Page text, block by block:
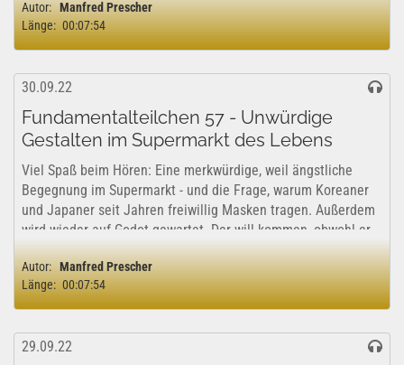
Der Autor machte sich...
Autor: Manfred Prescher
Länge: 00:07:54
30.09.22
Fundamentalteilchen 57 - Unwürdige
Gestalten im Supermarkt des Lebens
Viel Spaß beim Hören: Eine merkwürdige, weil ängstliche
Begegnung im Supermarkt - und die Frage, warum Koreaner
und Japaner seit Jahren freiwillig Masken tragen. Außerdem
wird wieder auf Godot gewartet. Der will kommen, obwohl er
im Augenblick...
Autor: Manfred Prescher
Länge: 00:07:54
29.09.22